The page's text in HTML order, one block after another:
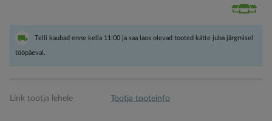
Telli kaubad enne kella 11:00 ja saa laos olevad tooted kätte juba järgmisel
tööpäeval.
Link tootja lehele Tootja tooteinfo